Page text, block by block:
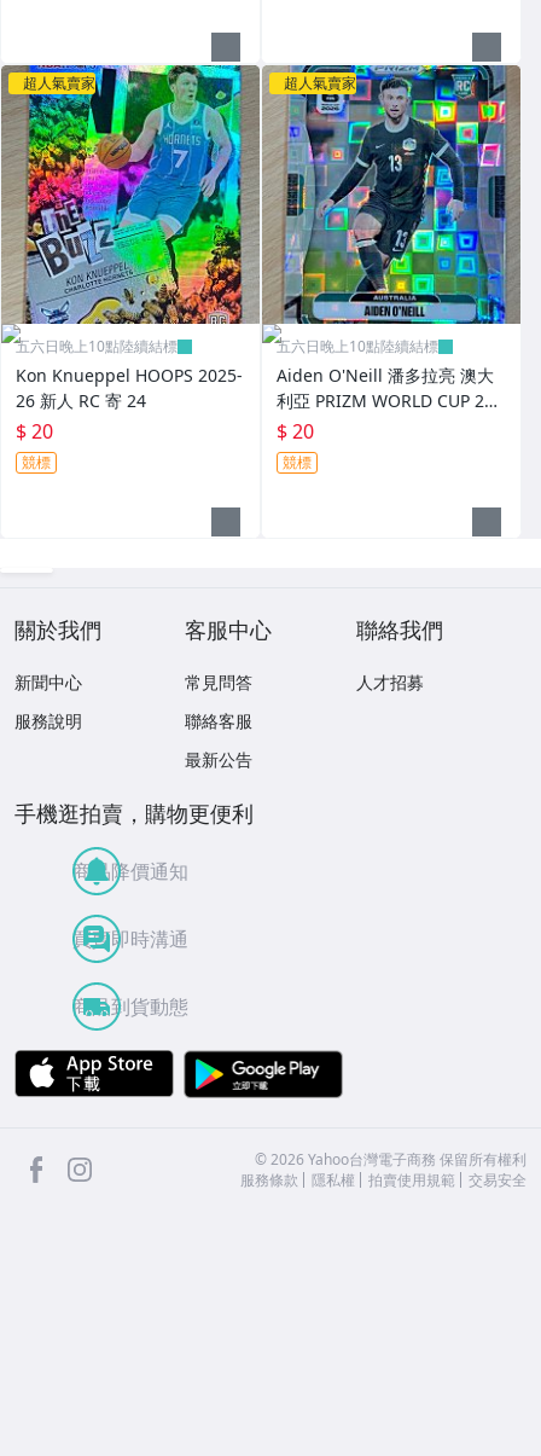
超人氣賣家
五六日晚上10點陸續結標
Kon Knueppel HOOPS 2025-
26 新人 RC 寄 24
$ 20
競標
超人氣賣家
五六日晚上10點陸續結標
Aiden O'Neill 潘多拉亮 澳大
利亞 PRIZM WORLD CUP 202
6 世界杯 新人 RC 寄 25
$ 20
競標
關於我們
新聞中心
服務說明
客服中心
常見問答
聯絡客服
最新公告
聯絡我們
人才招募
手機逛拍賣，購物更便利
商品降價通知
買賣即時溝通
商品到貨動態
APP Store
facebook ©2026 Yahoo台灣電子商務 保留所有權利
服務條款
隱私權 拍賣使用規範 交易安全